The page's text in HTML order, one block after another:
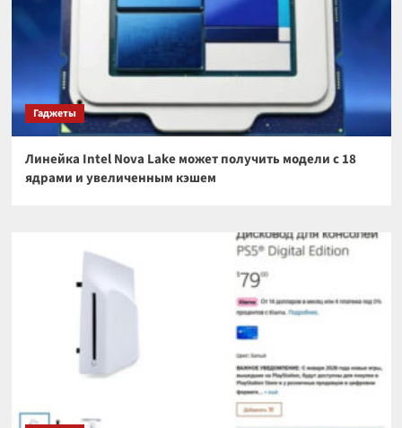
Гаджеты
Линейка Intel Nova Lake может получить модели с 18
ядрами и увеличенным кэшем